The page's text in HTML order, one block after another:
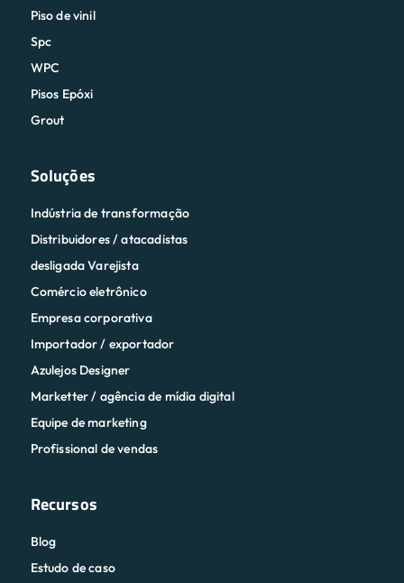
Pisos Epóxi
Grout
Soluções
desligada Varejista
Comércio eletrônico
Empresa corporativa
Importador / exportador
Azulejos Designer
Marketter / agência de mídia digital
Equipe de marketing
Profissional de vendas
Recursos
Guia de vídeo
O que há de novo
Pagamento & Reembolso